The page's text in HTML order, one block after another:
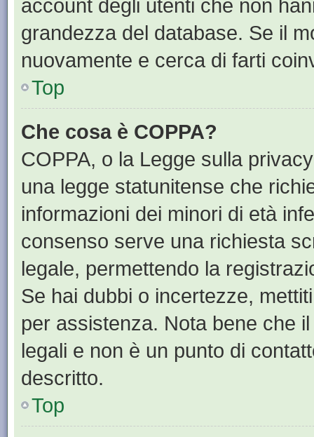
account degli utenti che non
grandezza del database. Se il
nuovamente e cerca di farti
Top
Che cosa è COPPA?
COPPA, o la Legge sulla
una legge statunitense che
informazioni dei minori di età
consenso serve una richiesta
legale, permettendo la
Se hai dubbi o incertezze,
per assistenza. Nota bene che
legali e non è un punto di
descritto.
Top